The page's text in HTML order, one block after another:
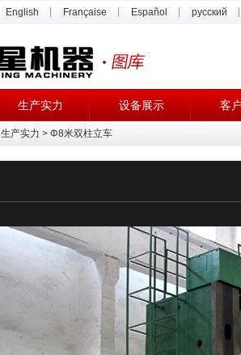
English Française Español русский
生产实力 设备展示 客
生产实力 > Φ8米双柱立车